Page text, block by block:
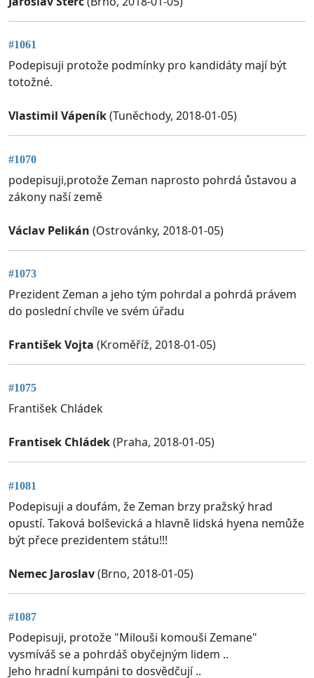
#1061
Podepisuji protože podmínky pro kandidáty mají být
totožné.
Vlastimil Vápeník(Tuněchody, 2018-01-05)
#1070
podepisuji,protože Zeman naprosto pohrdá ůstavou a
zákony naší země
Václav Pelikán (Ostrovánky, 2018-01-05)
#1073
Prezident Zeman a jeho tým pohrdal a pohrdá právem
do poslední chvíle ve svém úřadu
František Vojta (Kroměříž, 2018-01-05)
#1075
František Chládek
Frantisek Chládek(Praha, 2018-01-05)
#1081
Podepisuji a doufám, že Zeman brzy pražský hrad
opustí. Taková bolševická a hlavně lidská hyena nemůže
být přece prezidentem státu!!!
Nemec Jaroslav(Brno, 2018-01-05)
#1087
Podepisuji, protože "Milouši komouši Zemane"
vysmíváš se a pohrdáš obyčejným lidem ..
Jeho hradní kumpáni to dosvědčují ..